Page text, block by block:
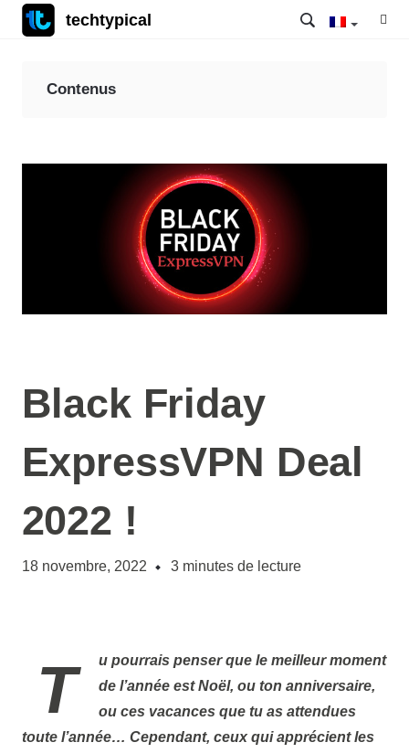
techtypical
Black Friday
ExpressVPN Deal
2022 !
18 novembre, 2022 3 minutes de lecture
Tu pourrais penser que le meilleur moment
de l’année est Noël, ou ton anniversaire,
ou ces vacances que tu as attendues
toute l’année… Cependant, ceux qui apprécient les
Contenus